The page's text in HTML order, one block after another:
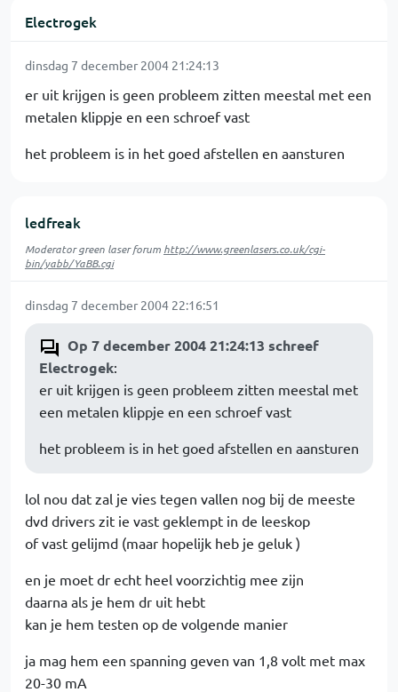
Electrogek
dinsdag 7 december 2004 21:24:13
er uit krijgen is geen probleem zitten meestal met een
metalen klippje en een schroef vast
het probleem is in het goed afstellen en aansturen
ledfreak
Moderator green laser forum http://www.greenlasers.co.uk/cgi-
bin/yabb/YaBB.cgi
dinsdag 7 december 2004 22:16:51
Op 7 december 2004 21:24:13 schreef
Electrogek:
er uit krijgen is geen probleem zitten meestal met
een metalen klippje en een schroef vast
het probleem is in het goed afstellen en aansturen
lol nou dat zal je vies tegen vallen nog bij de meeste
dvd drivers zit ie vast geklempt in de leeskop
of vast gelijmd (maar hopelijk heb je geluk )
en je moet dr echt heel voorzichtig mee zijn
daarna als je hem dr uit hebt
kan je hem testen op de volgende manier
ja mag hem een spanning geven van 1,8 volt met max
20-30 mA